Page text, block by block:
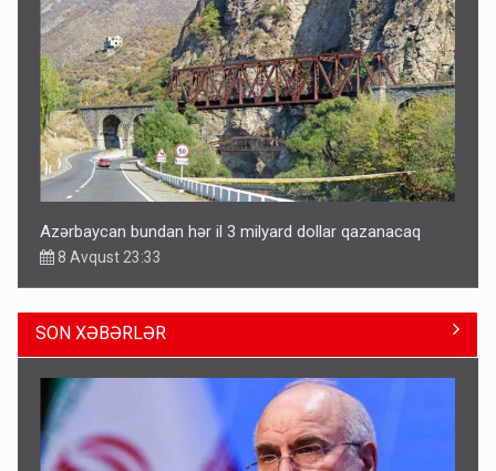
Azərbaycan bundan hər il 3 milyard dollar qazanacaq
8 Avqust 23:33
SON XƏBƏRLƏR